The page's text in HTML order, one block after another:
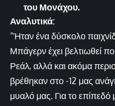
του Μονάχου.
Αναλυτικά:
“Ήταν ένα δύσκολο
Μπάγερν έχει βελτιωθεί
Ρεάλ, αλλά και ακόμα
βρέθηκαν στο -12 μας
μυαλό μας. Για το